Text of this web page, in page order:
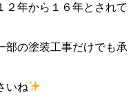
２年から１６年とされて
部の塗装工事だけでも承
いね